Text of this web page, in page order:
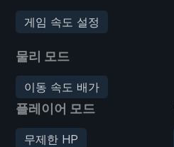
게임 속도 설정
물리 모드
이동 속도 배가
플레이어 모드
무제한 HP